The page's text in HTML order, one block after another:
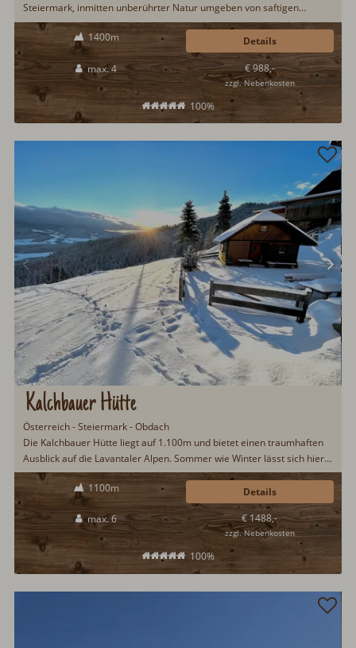
Steiermark, inmitten unberührter Natur umgeben von saftigen
Wiesen und Wäldern. Einfach ankommen, abschalten und den Alltag
hinter sich lassen lautet hier das Motto...
1400m
max. 4
100%
€ 988,-
zzgl. Nebenkosten
Details
Kalchbauer Hütte
Österreich - Steiermark - Obdach
Die Kalchbauer Hütte liegt auf 1.100m und bietet einen traumhaften
Ausblick auf die Lavantaler Alpen. Sommer wie Winter lässt sich hier
ein erholsamer Hüttenurlaub inmitten unberührter Natur erleben. In
der Kalchbauer Hütte gibt es Platz für sechs Gäste und gerne auch
zwei Hunde. Im sehr gepflegten Garten steht eine Saunahütte...
1100m
max. 6
100%
€ 1488,-
zzgl. Nebenkosten
Details